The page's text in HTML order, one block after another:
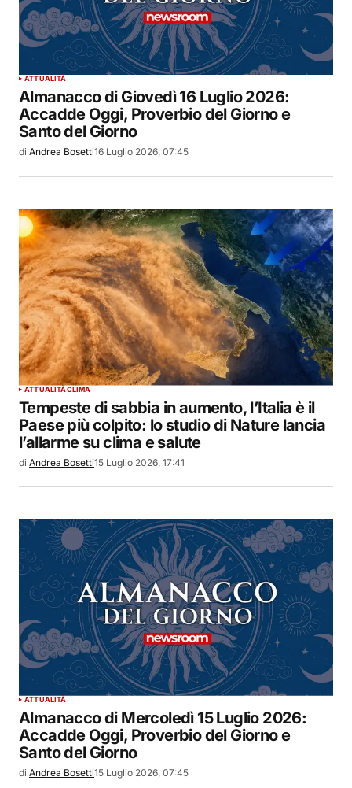
ATTUALITÀ
Almanacco di Giovedì 16 Luglio 2026:
Accadde Oggi, Proverbio del Giorno e
Santo del Giorno
di Andrea Bosetti16 Luglio 2026, 07:45
ATTUALITÀCLIMA
Tempeste di sabbia in aumento, l’Italia è il
Paese più colpito: lo studio di Nature lancia
l’allarme su clima e salute
di Andrea Bosetti15 Luglio 2026, 17:41
ATTUALITÀ
Almanacco di Mercoledì 15 Luglio 2026:
Accadde Oggi, Proverbio del Giorno e
Santo del Giorno
di Andrea Bosetti15 Luglio 2026, 07:45